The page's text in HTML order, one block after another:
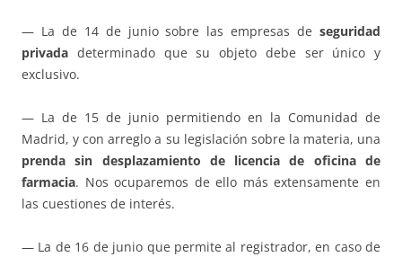
— La de 14 de junio sobre las empresas de seguridad
privada determinado que su objeto debe ser único y
exclusivo.
— La de 15 de junio permitiendo en la Comunidad de
Madrid, y con arreglo a su legislación sobre la materia, una
prenda sin desplazamiento de licencia de oficina de
farmacia. Nos ocuparemos de ello más extensamente en
las cuestiones de interés.
— La de 16 de junio que permite al registrador, en caso de